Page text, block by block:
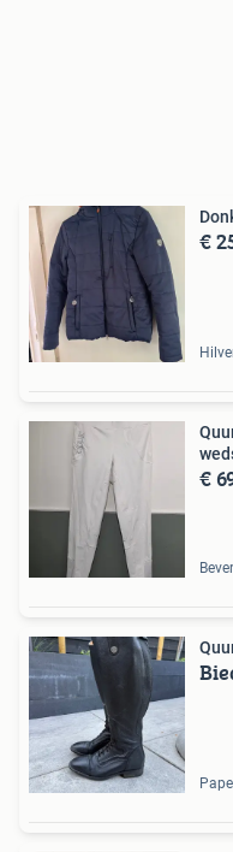
€
€